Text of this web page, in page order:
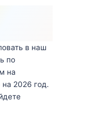
в наш
по
на
2026 год.